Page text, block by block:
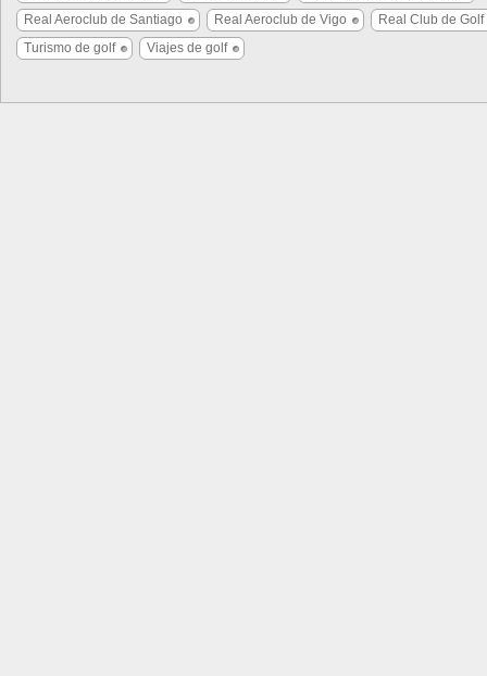
Real Aeroclub de Santiago
Real Aeroclub de Vigo
Real Club de
Turismo de golf
Viajes de golf